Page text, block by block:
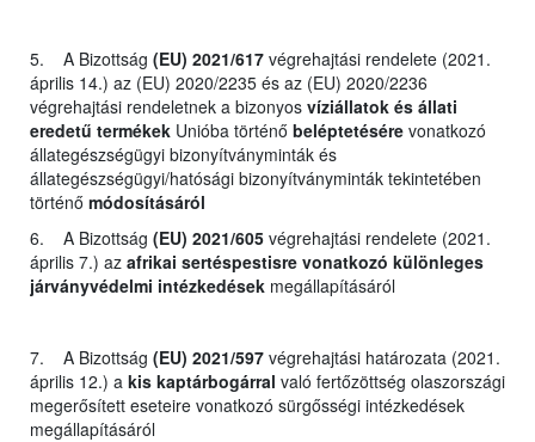
5. A Bizottság (EU) 2021/617 végrehajtási rendelete (2021.
április 14.) az (EU) 2020/2235 és az (EU) 2020/2236
végrehajtási rendeletnek a bizonyos víziállatok és állati
eredetű termékek Unióba történő beléptetésére vonatkozó
állategészségügyi bizonyítványminták és
állategészségügyi/hatósági bizonyítványminták tekintetében
történő módosításáról
6. A Bizottság (EU) 2021/605 végrehajtási rendelete (2021.
április 7.) az afrikai sertéspestisre vonatkozó különleges
járványvédelmi intézkedések megállapításáról
7. A Bizottság (EU) 2021/597 végrehajtási határozata (2021.
április 12.) a kis kaptárbogárral való fertőzöttség olaszországi
megerősített eseteire vonatkozó sürgősségi intézkedések
megállapításáról